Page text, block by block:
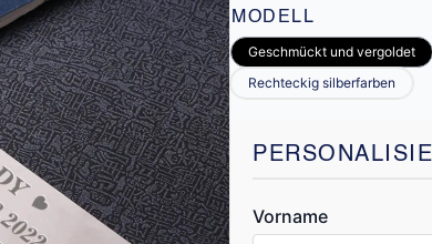
MODELL
Geschmückt und vergoldet
Rechteckig silberfarben
Vorname